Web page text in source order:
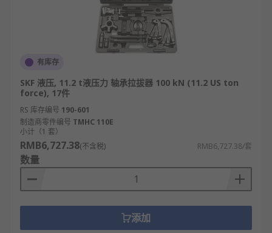
有库存
SKF 液压, 11.2 t液压力 轴承拉拔器 100 kN (11.2 US ton
force), 17件
RS 库存编号 190-601
制造商零件编号 TMHC 110E
小计（1 套）
RMB6,727.38(不含税) RMB6,727.38/套
数量
添加